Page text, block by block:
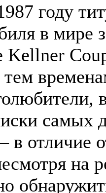
году
в мире
самых
в отличие
на